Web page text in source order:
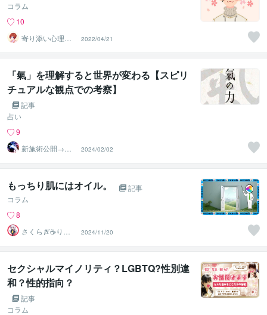
コラム
10
寄り添い心理カ
ウンセラー＠た
ゃ
2022/04/21
「氣」を理解すると世界が変わる【スピリ
チュアルな観点での考察】
記事
占い
9
新施術公開→≪
相手意識強制変
化≫◆星桜龍
2024/02/02
もっちり肌にはオイル。
記事
コラム
8
さくらぎ☕りょ
う⛎癒やし電話
相談サロン
2024/11/20
セクシャルマイノリティ？LGBTQ?性別違
和？性的指向？
記事
コラム